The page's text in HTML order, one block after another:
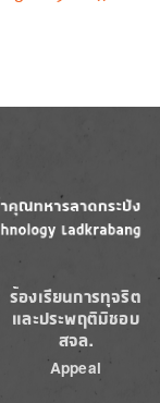
ร้องเรียนการทุจริต
และประพฤติมิชอบ
สจล.
Appeal